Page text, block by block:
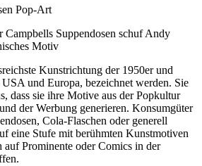
Suppendosen schuf Andy
Motiv
Kunstrichtung der 1950er und
und Europa, bezeichnet werden. Sie
dass sie ihre Motive aus der Popkultur
der Werbung generieren. Konsumgüter
Cola-Flaschen oder generell
eine Stufe mit berühmten Kunstmotiven
auf Prominente oder Comics in der